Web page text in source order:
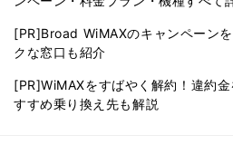
[PR]Broad WiMAXのキャンペーン
クな窓口も紹介
[PR]WiMAXをすばやく解約！違約
すすめ乗り換え先も解説